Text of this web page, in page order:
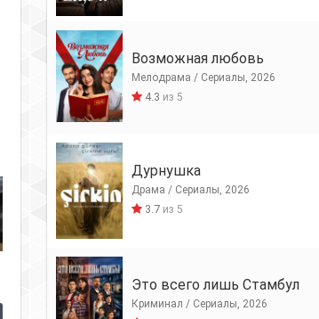
Возможная любовь
Мелодрама / Сериалы, 2026
4.3 из 5
Дурнушка
Драма / Сериалы, 2026
3.7из 5
Это всего лишь Стамбул
Криминал / Сериалы, 2026